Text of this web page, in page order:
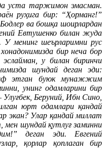
уста таржимон эмасман.
руҳига бир: “Ҳорманг!”
ва бошқа шоирлардан
Евтушенко билан жуда
У менинг шеърларимни рус
бир неча бор
у билан биринчи
шундай деган эди:
этган буюк мунажжим
унинг одамларини бир
Улуғбек, Беруний, Ибн Сино,
юрт одамлари қандай
экан? Улар қандай миллат
мен шундай қутлуғ заминни
деган эди. Евгений
қорлар қоплаган бир